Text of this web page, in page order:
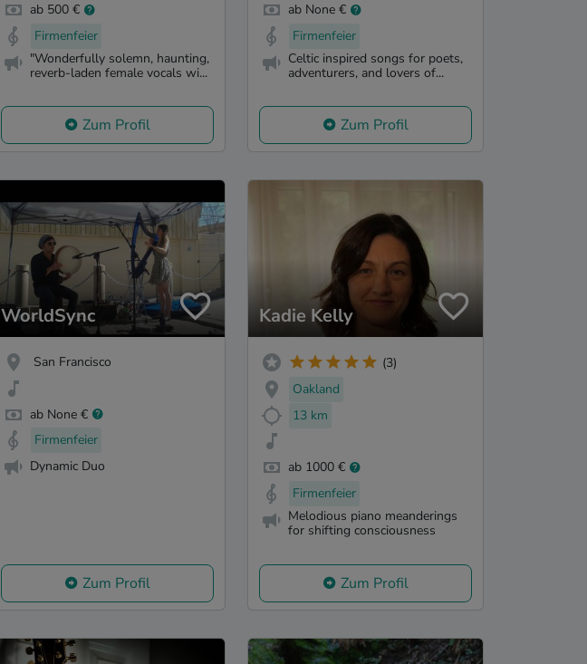
ab 500 €
Firmenfeier
"Wonderfully solemn, haunting,
reverb-laden female vocals wi...
Zum Profil
ab None €
Firmenfeier
Celtic inspired songs for poets,
adventurers, and lovers of...
Zum Profil
WorldSync
San Francisco
ab None €
Firmenfeier
Dynamic Duo
Zum Profil
Kadie Kelly
(3)
Oakland
13 km
ab 1000 €
Firmenfeier
Melodious piano meanderings
for shifting consciousness
Zum Profil